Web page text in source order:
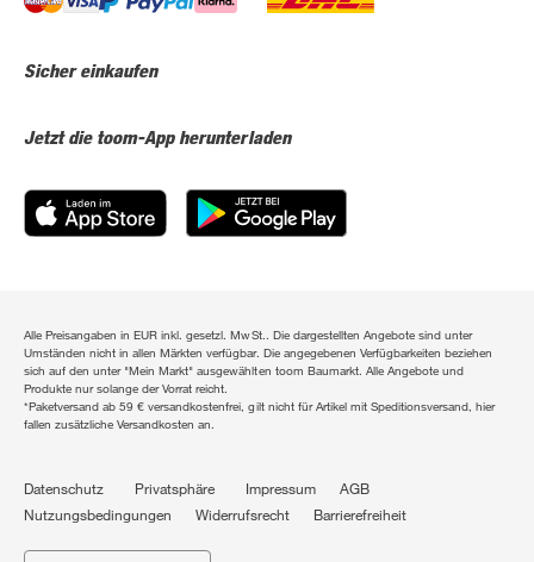
Sicher einkaufen
Jetzt die toom-App herunterladen
Alle Preisangaben in EUR inkl. gesetzl. MwSt.. Die dargestellten Angebote sind unter
Umständen nicht in allen Märkten verfügbar. Die angegebenen Verfügbarkeiten beziehen
sich auf den unter "Mein Markt" ausgewählten toom Baumarkt. Alle Angebote und
Produkte nur solange der Vorrat reicht.
*Paketversand ab 59 € versandkostenfrei, gilt nicht für Artikel mit Speditionsversand, hier
fallen zusätzliche Versandkosten an.
Datenschutz Privatsphäre Impressum
AGB
Nutzungsbedingungen
Widerrufsrecht Barrierefreiheit